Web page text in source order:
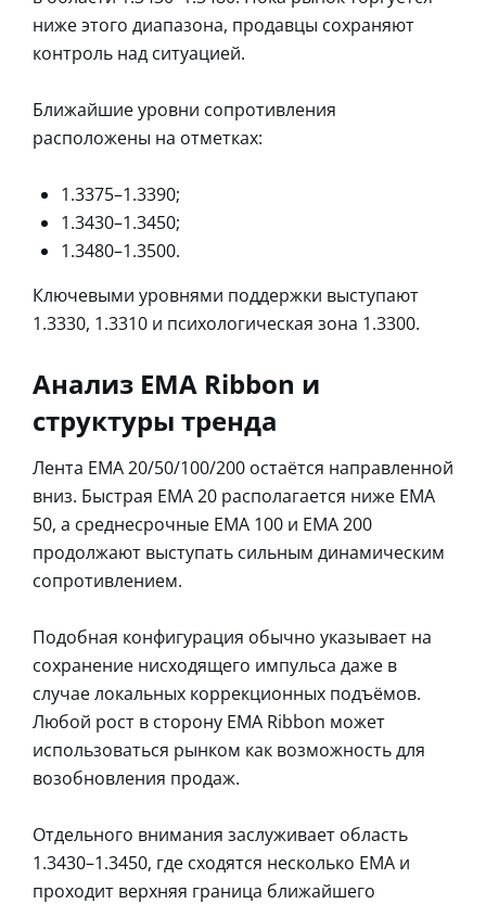
ниже этого диапазона, продавцы сохраняют
контроль над ситуацией.
Ближайшие уровни сопротивления
расположены на отметках:
1.3375–1.3390;
1.3430–1.3450;
1.3480–1.3500.
Ключевыми уровнями поддержки выступают
1.3330, 1.3310 и психологическая зона 1.3300.
Анализ EMA Ribbon и
структуры тренда
Лента EMA 20/50/100/200 остаётся направленной
вниз. Быстрая EMA 20 располагается ниже EMA
50, а среднесрочные EMA 100 и EMA 200
продолжают выступать сильным динамическим
сопротивлением.
Подобная конфигурация обычно указывает на
сохранение нисходящего импульса даже в
случае локальных коррекционных подъёмов.
Любой рост в сторону EMA Ribbon может
использоваться рынком как возможность для
возобновления продаж.
Отдельного внимания заслуживает область
1.3430–1.3450, где сходятся несколько EMA и
проходит верхняя граница ближайшего